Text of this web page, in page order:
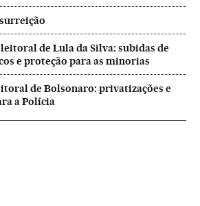
de Lula da Silva: subidas de
e proteção para as minorias
de Bolsonaro: privatizações e
a Polícia